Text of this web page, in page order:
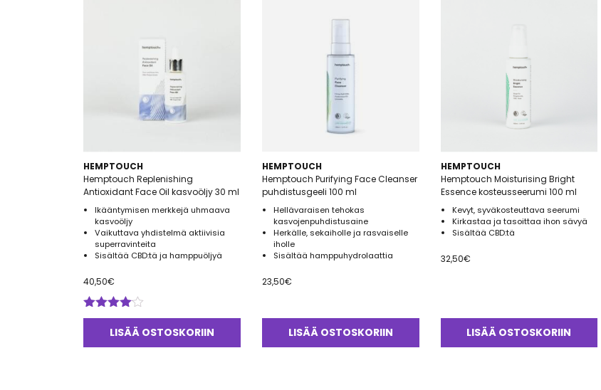
HEMPTOUCH
Hemptouch Replenishing
Antioxidant Face Oil kasvoöljy 30 ml
Ikääntymisen merkkejä uhmaava
kasvoöljy
Vaikuttava yhdistelmä aktiivisia
superravinteita
Sisältää CBD:tä ja hamppuöljyä
40,50€
Arvostelu
tuotteesta:
LISÄÄ OSTOSKORIIN
HEMPTOUCH
Hemptouch Purifying Face Cleanser
puhdistusgeeli 100 ml
Hellävaraisen tehokas
kasvojenpuhdistusaine
Herkälle, sekaiholle ja rasvaiselle
iholle
Sisältää hamppuhydrolaattia
23,50€
LISÄÄ OSTOSKORIIN
HEMPTOUCH
Hemptouch Moisturising Bright
Essence kosteusseerumi 100 ml
Kevyt, syväkosteuttava seerumi
Kirkastaa ja tasoittaa ihon sävyä
Sisältää CBD:tä
32,50€
LISÄÄ OSTOSKORIIN